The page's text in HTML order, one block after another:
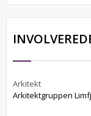
Arkitekt
Arkitektgruppen